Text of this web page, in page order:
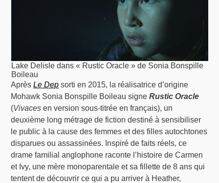
Lake Delisle dans « Rustic Oracle » de Sonia Bonspille
Boileau
AprèsLe Dep sorti en 2015, la réalisatrice d’origine
Mohawk Sonia Bonspille Boileau signeRustic Oracle
(Vivaces en version sous-titrée en français), un
deuxième long métrage de fiction destiné à sensibiliser
le public à la cause des femmes et des filles autochtones
disparues ou assassinées. Inspiré de faits réels, ce
drame familial anglophone raconte l’histoire de Carmen
et Ivy, une mère monoparentale et sa fillette de 8 ans qui
tentent de découvrir ce qui a pu arriver à Heather,